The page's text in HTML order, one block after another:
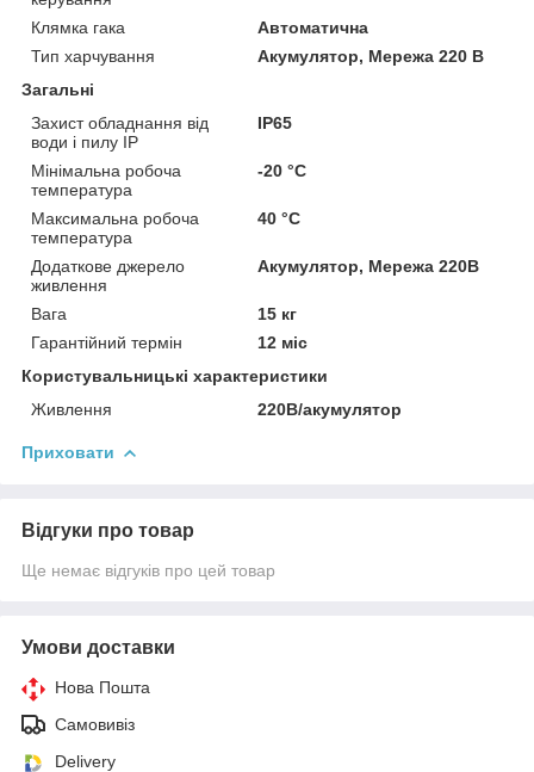
Клямка гака
Автоматична
Тип харчування
Акумулятор, Мережа 220 В
Загальні
Захист обладнання від
води і пилу IP
IP65
Мінімальна робоча
температура
-20 °С
Максимальна робоча
температура
40 °С
Додаткове джерело
живлення
Акумулятор, Мережа 220В
Вага
15 кг
Гарантійний термін
12 міс
Користувальницькі характеристики
Живлення
220В/акумулятор
Приховати
Відгуки про товар
Ще немає відгуків про цей товар
Умови доставки
Нова Пошта
Самовивіз
Delivery